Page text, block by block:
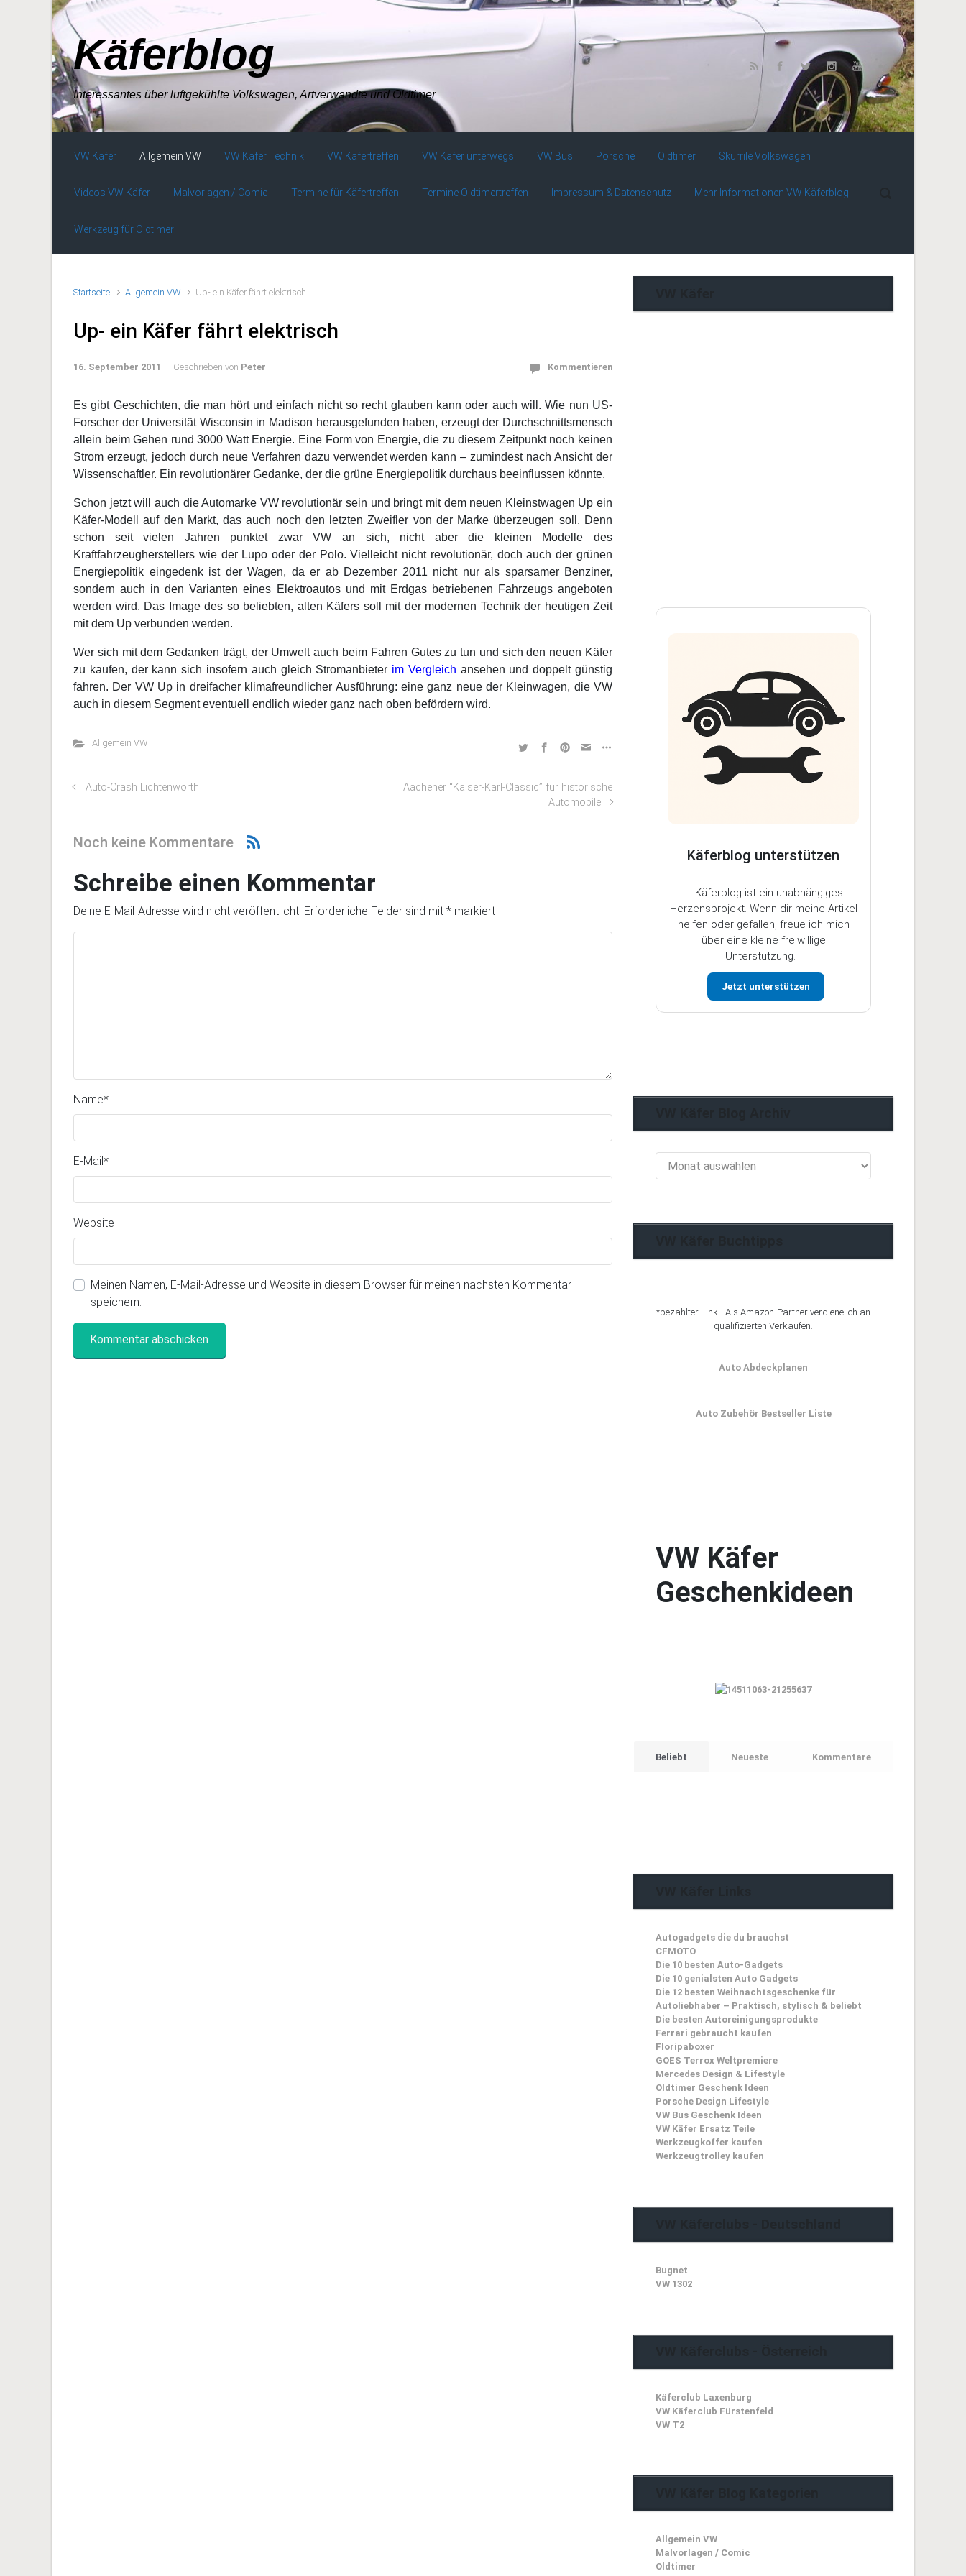
Zum Hauptinhalt springen
Käferblog
Interessantes über luftgekühlte Volkswagen, Artverwandte und Oldtimer
VW Käfer Allgemein VW VW Käfer Technik VW Käfertreffen VW Käfer unterwegs VW Bus Porsche Oldtimer Skurrile Volkswagen
Videos VW Käfer Malvorlagen / Comic Termine für Käfertreffen Termine Oldtimertreffen Impressum & Datenschutz Mehr Informationen VW Käferblog
Werkzeug für Oldtimer
Startseite Allgemein VW Up- ein Käfer fährt elektrisch
Up- ein Käfer fährt elektrisch
16. September 2011 Geschrieben von Peter Kommentieren
Es gibt Geschichten, die man hört und einfach nicht so recht glauben kann oder auch will. Wie nun US-
Forscher der Universität Wisconsin in Madison herausgefunden haben, erzeugt der Durchschnittsmensch
allein beim Gehen rund 3000 Watt Energie. Eine Form von Energie, die zu diesem Zeitpunkt noch keinen
Strom erzeugt, jedoch durch neue Verfahren dazu verwendet werden kann – zumindest nach Ansicht der
Wissenschaftler. Ein revolutionärer Gedanke, der die grüne Energiepolitik durchaus beeinflussen könnte.
Schon jetzt will auch die Automarke VW revolutionär sein und bringt mit dem neuen Kleinstwagen Up ein
Käfer-Modell auf den Markt, das auch noch den letzten Zweifler von der Marke überzeugen soll. Denn
schon seit vielen Jahren punktet zwar VW an sich, nicht aber die kleinen Modelle des
Kraftfahrzeugherstellers wie der Lupo oder der Polo. Vielleicht nicht revolutionär, doch auch der grünen
Energiepolitik eingedenk ist der Wagen, da er ab Dezember 2011 nicht nur als sparsamer Benziner,
sondern auch in den Varianten eines Elektroautos und mit Erdgas betriebenen Fahrzeugs angeboten
werden wird. Das Image des so beliebten, alten Käfers soll mit der modernen Technik der heutigen Zeit
mit dem Up verbunden werden.
Wer sich mit dem Gedanken trägt, der Umwelt auch beim Fahren Gutes zu tun und sich den neuen Käfer
zu kaufen, der kann sich insofern auch gleich Stromanbieter im Vergleich ansehen und doppelt günstig
fahren. Der VW Up in dreifacher klimafreundlicher Ausführung: eine ganz neue der Kleinwagen, die VW
auch in diesem Segment eventuell endlich wieder ganz nach oben befördern wird.
Allgemein VW
Auto-Crash Lichtenwörth
Aachener “Kaiser-Karl-Classic” für historische
Automobile
Noch keine Kommentare
Schreibe einen Kommentar
Deine E-Mail-Adresse wird nicht veröffentlicht. Erforderliche Felder sind mit * markiert
Name*
E-Mail *
Website
Meinen Namen, E-Mail-Adresse und Website in diesem Browser für meinen nächsten Kommentar
speichern.
Käferblog unterstützen
Käferblog ist ein unabhängiges
Herzensprojekt. Wenn dir meine Artikel
helfen oder gefallen, freue ich mich
über eine kleine freiwillige
Unterstützung.
Jetzt unterstützen
Käfer
*bezahlter Link - Als Amazon-Partner verdiene ich an
qualifizierten Verkäufen.
Auto Abdeckplanen
Auto Zubehör Bestseller Liste
VW Käfer
Geschenkideen
Beliebt Neueste Kommentare
Autogadgets die du brauchst
CFMOTO
Die 10 besten Auto-Gadgets
Die 10 genialsten Auto Gadgets
Die 12 besten Weihnachtsgeschenke für
Autoliebhaber – Praktisch, stylisch & beliebt
Die besten Autoreinigungsprodukte
Ferrari gebraucht kaufen
Floripaboxer
GOES Terrox Weltpremiere
Mercedes Design & Lifestyle
Oldtimer Geschenk Ideen
Porsche Design Lifestyle
VW Bus Geschenk Ideen
VW Käfer Ersatz Teile
Werkzeugkoffer kaufen
Werkzeugtrolley kaufen
Bugnet
VW 1302
Käferclub Laxenburg
VW Käferclub Fürstenfeld
VW T2
Allgemein VW
Malvorlagen / Comic
Oldtimer